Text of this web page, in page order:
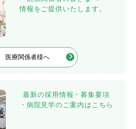
情報をご提供いたします。
医療関係者様へ
最新の採用情報・募集要項
・病院見学のご案内はこちら